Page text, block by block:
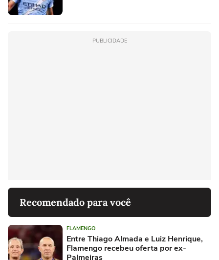
PUBLICIDADE
Recomendado para você
FLAMENGO
Entre Thiago Almada e Luiz Henrique,
Flamengo recebeu oferta por ex-
Palmeiras